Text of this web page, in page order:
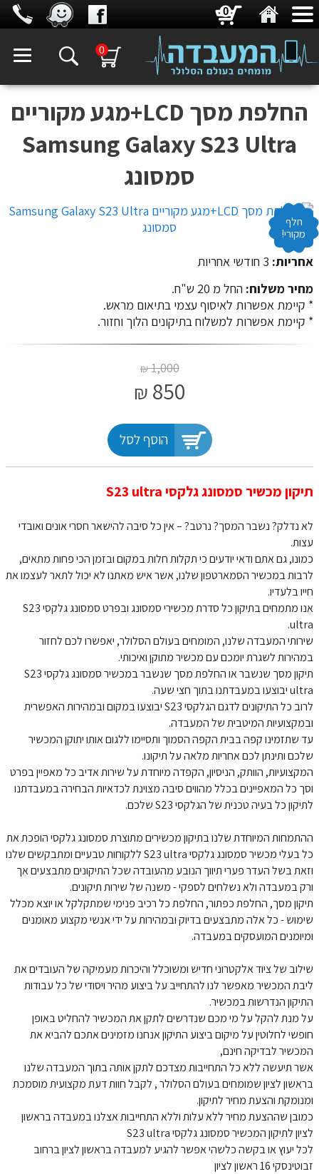
0
החלפת מסך LCD+מגע מקוריים
Samsung Galaxy S23 Ultra
סמסונג
חלף
מקורי!
אחריות: 3 חודשי אחריות
מחיר משלוח: החל מ 20 ש"ח.
​​​​​​​* קיימת אפשרות לאיסוף עצמי בתיאום מראש.
* קיימת אפשרות למשלוח בתיקונים הלוך וחזור.
1,000
₪
850
₪
הוסף לסל
תיקון מכשיר סמסונג גלקסי S23 ultra
לא נדלק? נשבר המסך? נרטב? – אין כל סיבה להישאר חסרי אונים ואובדי
עצות.
כמונו, גם אתם ודאי יודעים כי תקלות חלות במקום ובזמן הכי פחות מתאים,
לרבות במכשיר הסמארטפון שלנו, אשר איש מאתנו לא יכול לתאר לעצמו את
חייו בלעדיו.
אנו מתמחים בתיקון כל סדרת מכשירי סמסונג ובפרט סמסונג גלקסי S23
ultra.
שירותי המעבדה שלנו, המומחים בעולם הסלולר, יאפשרו לכם לחזור
במהירות לשגרת יומכם עם מכשיר מתוקן ואיכותי.
תיקון מסך שנשבר או החלפת מסך שנשבר במכשיר סמסונג גלקסי S23
ultra יבוצעו במעבדתנו בתוך חצי שעה.
לרוב כל התיקונים לדגם הגלקסי S23 יבוצעו במקום ובמהירות האפשרית
ובמקצועיות המיטבית של המעבדה.
עד שתזמינו קפה בבית הקפה הסמוך ותסיימו ללגום אותו יתוקן המכשיר
שלכם ותינתן לכם אחריות מלאה על תיקונו.
המקצועיות, הוותק, הניסיון, הקפדה מיוחדת על שירות אדיב כל מאפיין בפרט
וסך כל המאפיינים בכלל מהווים סיבה מצוינת לכדאיות הבחירה במעבדתנו
לתיקון כל בעיה טכנית של הגלקסי S23 שלכם.
ההתמחות המיוחדת שלנו בתיקון מכשירים מתוצרת סמסונג גלקסי הופכת את
כל בעלי מכשיר סמסונג גלקסי S23 ultra ללקוחות טבעיים ומתבקשים שלנו
וזאת בשל העדר פערי תיווך הנובע מהעובדה שכל התיקונים מתבצעים אך
ורק במעבדה ולא נשלחים לספקי - משנה של שירות תיקונים.
תיקון מסך, החלפת כפתור, החלפת כל רכיב פנימי שמתקלקל או יוצא מכלל
שימוש - כל אלה מתבצעים בדיוק ובמהירות על ידי אנשי מקצוע מאומנים
ומיומנים המועסקים במעבדה.
שילוב של ציוד אלקטרוני חדיש ומשוכלל והיכרות מעמיקה של העובדים את
ליבת המכשיר מאפשר לנו להתחייב על ביצוע מהיר ויסודי של כל עבודות
התיקון הנדרשות במכשיר.
על מנת להקל על מי מכם שנדרשים לתקן את המכשיר להחליט באופן
חופשי לחלוטין על מיקום ביצוע התיקון אנחנו מזמינים אתכם להביא את
המכשיר לבדיקה חינם,
אשר תיעשה ללא כל התחייבות מצדכם לתקן אותה בתוך המעבדה שלנו
בראשון לציון שמומחים בעולם הסלולר , לקבל חוות דעת מקצועית מוסמכת
ומנומקת והצעת מחיר לתיקון.
כמובן שההצעת מחיר ללא עלות וללא התחייבות אצלנו במעבדה בראשון
לציון לתיקון המכשיר סמסונג גלקסי S23 ultra
לכל יעוץ או בקשה כלשהי אפשר להגיע למעבדה בראשון לציון ברחוב
זבוטינסקי 16 ראשון לציון
0